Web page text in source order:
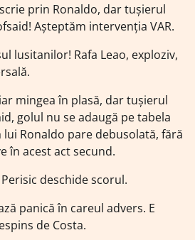
prin Ronaldo, dar tușierul
Așteptăm intervenția VAR.
lusitanilor! Rafa Leao, exploziv,
mingea în plasă, dar tușierul
golul nu se adaugă pe tabela
Ronaldo pare debusolată, fără
în acest act secund.
Perisic deschide scorul.
panică în careul advers. E
de Costa.